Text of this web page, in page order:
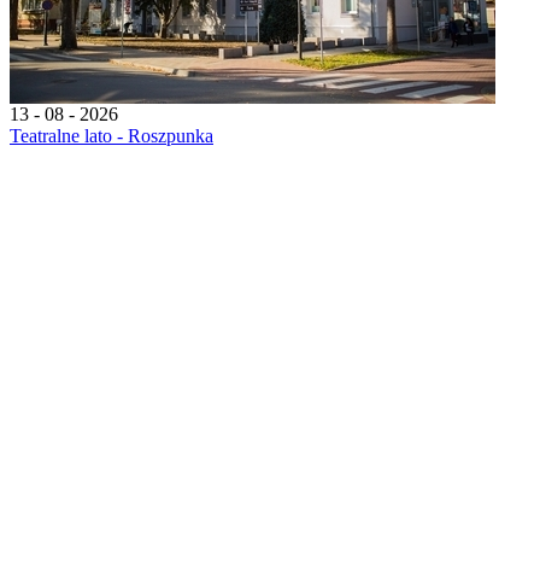
13 - 08 - 2026
Teatralne lato - Roszpunka